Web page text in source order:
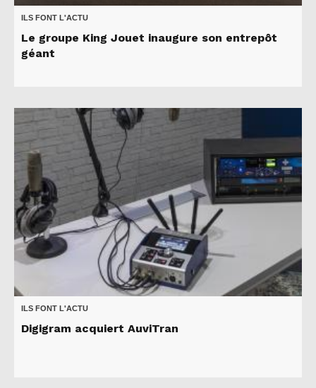
ILS FONT L'ACTU
Le groupe King Jouet inaugure son entrepôt
géant
ILS FONT L'ACTU
Digigram acquiert AuviTran